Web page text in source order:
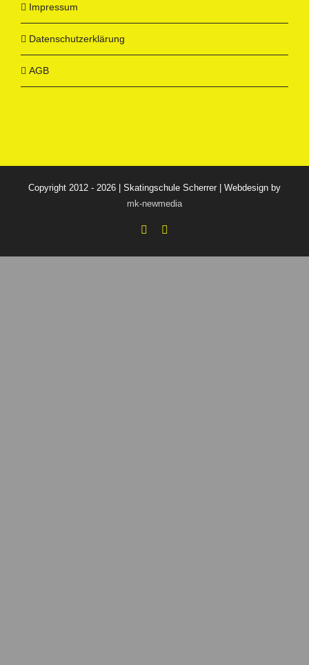
Impressum
Datenschutzerklärung
AGB
Copyright 2012 - 2026 | Skatingschule Scherrer | Webdesign by
mk-newmedia
Facebook